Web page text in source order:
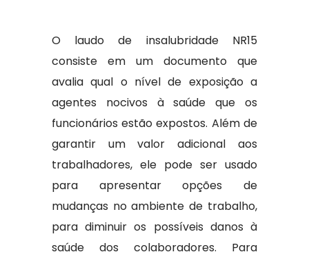
O laudo de insalubridade NR15
consiste em um documento que
avalia qual o nível de exposição a
agentes nocivos à saúde que os
funcionários estão expostos. Além de
garantir um valor adicional aos
trabalhadores, ele pode ser usado
para apresentar opções de
mudanças no ambiente de trabalho,
para diminuir os possíveis danos à
saúde dos colaboradores. Para